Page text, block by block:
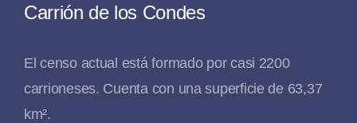
Carrión de los Condes
El censo actual está formado por casi 2200
carrioneses. Cuenta con una superficie de 63,37
km².